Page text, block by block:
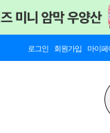
로그인 회원가입 마이페